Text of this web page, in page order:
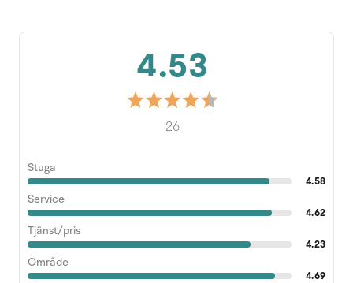
4.53
26
Stuga
4.58
Service
4.62
Tjänst/pris
4.23
Område
4.69